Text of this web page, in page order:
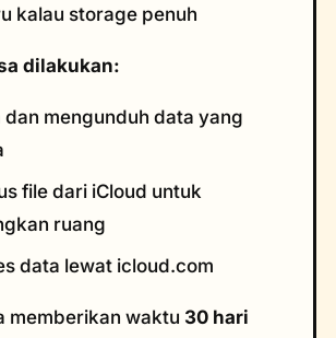
kalau storage penuh
dilakukan:
mengunduh data yang
file dari iCloud untuk
ruang
data lewat icloud.com
memberikan waktu 30 hari